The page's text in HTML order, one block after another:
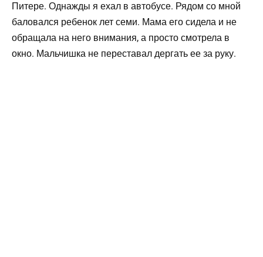
Питере. Однажды я ехал в автобусе. Рядом со мной
баловался ребенок лет семи. Мама его сидела и не
обращала на него внимания, а просто смотрела в
окно. Мальчишка не переставал дергать ее за руку.